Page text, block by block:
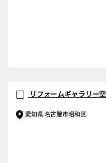
リフォームギャラリー空
愛知県 名古屋市昭和区